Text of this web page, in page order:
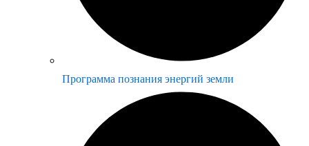
Программа познания энергий земли